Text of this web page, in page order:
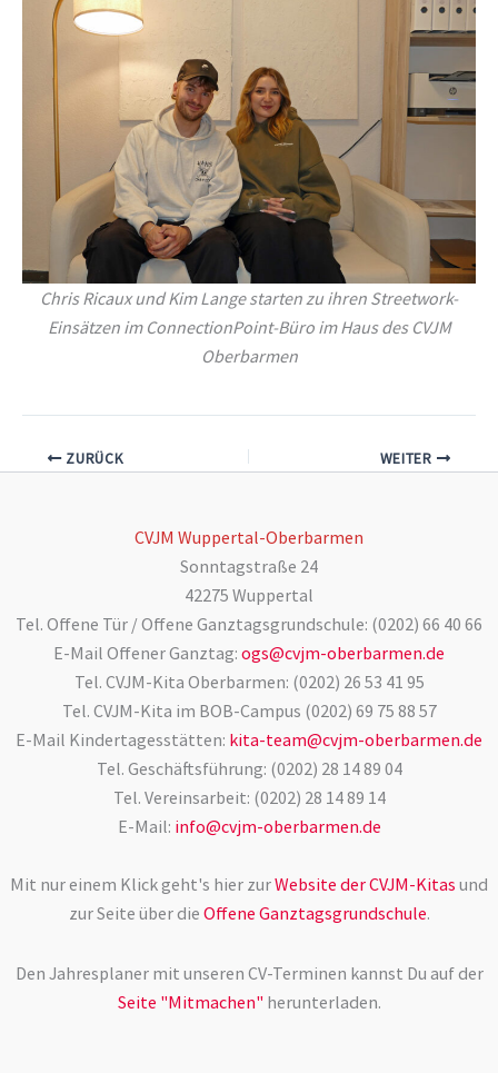
Chris Ricaux und Kim Lange starten zu ihren Streetwork-
Einsätzen im ConnectionPoint-Büro im Haus des CVJM
Oberbarmen
ZURÜCK WEITER
CVJM Wuppertal-Oberbarmen
Sonntagstraße 24
42275 Wuppertal
Tel. Offene Tür / Offene Ganztagsgrundschule: (0202) 66 40 66
E-Mail Offener Ganztag: ogs@cvjm-oberbarmen.de
Tel. CVJM-Kita Oberbarmen: (0202) 26 53 41 95
Tel. CVJM-Kita im BOB-Campus (0202) 69 75 88 57
E-Mail Kindertagesstätten: kita-team@cvjm-oberbarmen.de
Tel. Geschäftsführung: (0202) 28 14 89 04
Tel. Vereinsarbeit: (0202) 28 14 89 14
E-Mail: info@cvjm-oberbarmen.de
Mit nur einem Klick geht's hier zurWebsite der CVJM-Kitas und
zur Seite über die Offene Ganztagsgrundschule.
Den Jahresplaner mit unseren CV-Terminen kannst Du auf der
Seite "Mitmachen" herunterladen.